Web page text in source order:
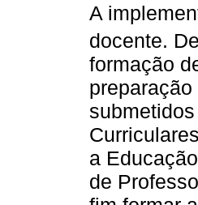
A
docente.
formação
a
de